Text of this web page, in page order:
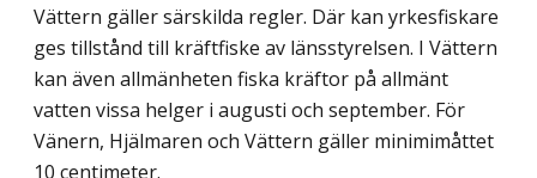
Vättern gäller särskilda regler. Där kan yrkesfiskare
ges tillstånd till kräftfiske av länsstyrelsen. I Vättern
kan även allmänheten fiska kräftor på allmänt
vatten vissa helger i augusti och september. För
Vänern, Hjälmaren och Vättern gäller minimimåttet
10 centimeter.